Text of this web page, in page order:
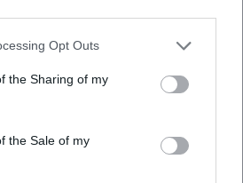
Opt Outs
the Sharing of my
the Sale of my
Summerfestival?
statt?